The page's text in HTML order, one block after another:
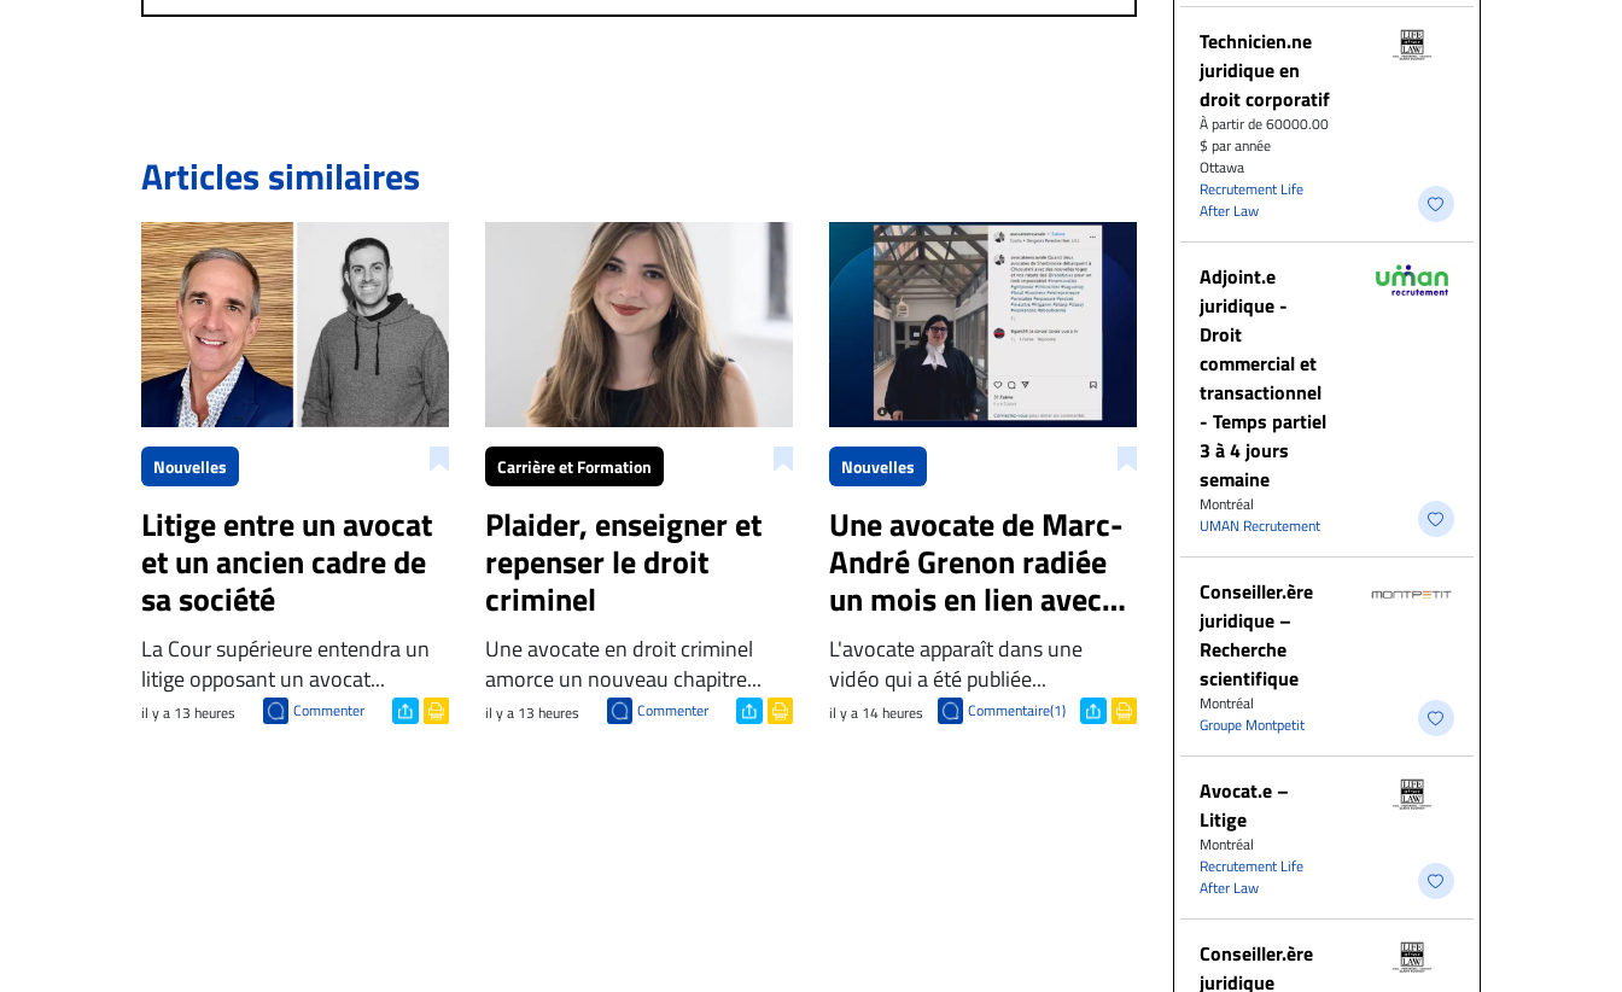
Articles similaires
Nouvelles
Litige entre un avocat
et un ancien cadre de
sa société
La Cour supérieure entendra un
litige opposant un avocat...
il y a 13 heures Commenter
Carrière et Formation
Plaider, enseigner et
repenser le droit
criminel
Une avocate en droit criminel
amorce un nouveau chapitre...
il y a 13 heures Commenter
Nouvelles
Une avocate de Marc-
André Grenon radiée
un mois en lien avec
une vidéo
« choquante »
L'avocate apparaît dans une
vidéo qui a été publiée...
il y a 14 heures Commentaire(1)
Technicien.ne
juridique en
droit corporatif
À partir de 60000.00
$ par année
Ottawa
Recrutement Life
After Law
Adjoint.e
juridique -
Droit
commercial et
transactionnel
- Temps partiel
3 à 4 jours
semaine
Montréal
UMAN Recrutement
Conseiller.ère
juridique –
Recherche
scientifique
Montréal
Groupe Montpetit
Avocat.e –
Litige
Montréal
Recrutement Life
After Law
Conseiller.ère
juridique